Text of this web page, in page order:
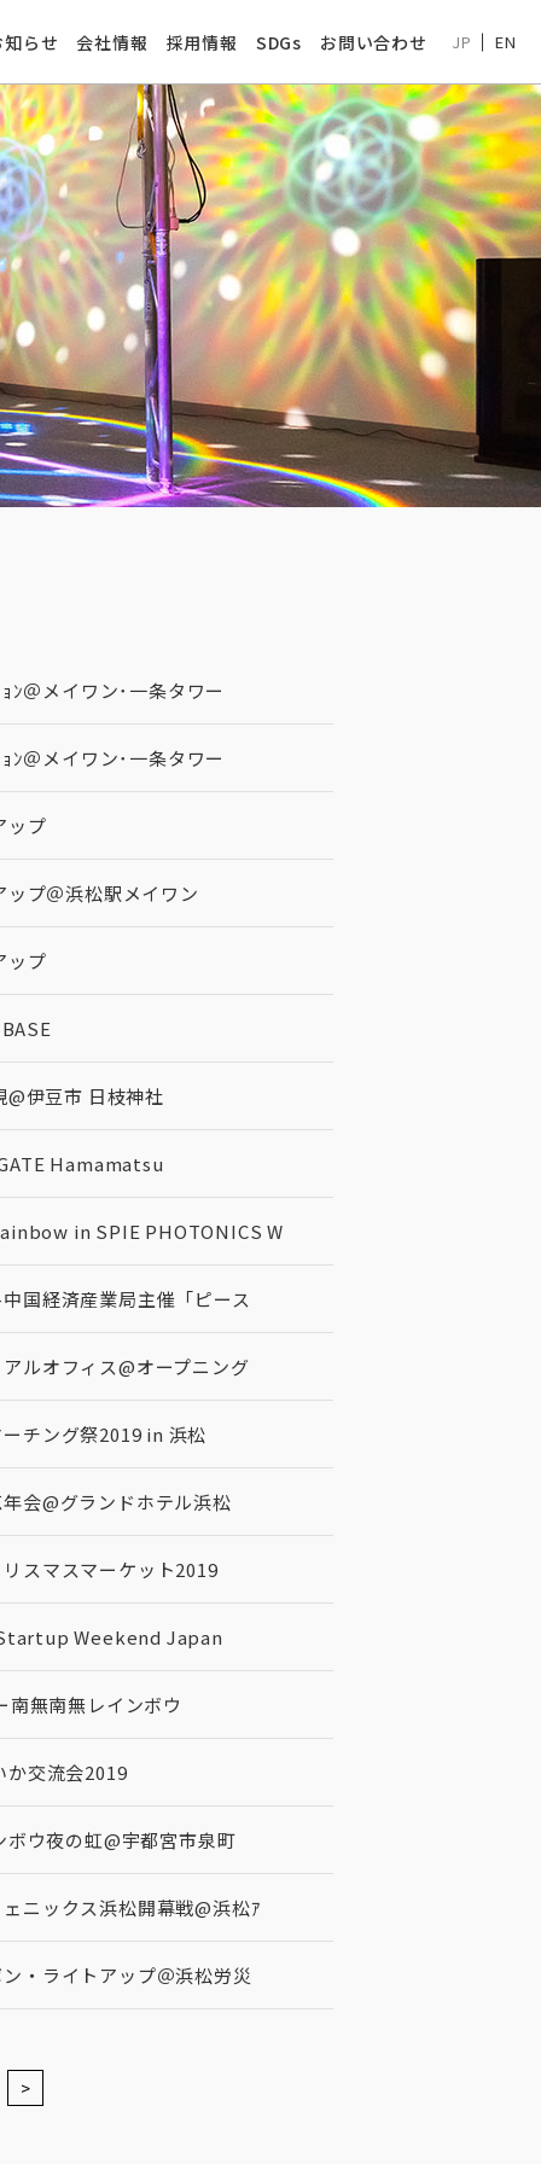
知らせ 会社情報 採用情報 SDGs お問い合わせ JP EN
ﾝ＠メイワン･一条タワー
ﾝ＠メイワン･一条タワー
ップ
プ＠浜松駅メイワン
ップ
伊豆市 日枝神社
Hamamatsu
in SPIE PHOTONICS W
国経済産業局主催「ピース
ルオフィス@オープニング
チング祭2019 in 浜松
会@グランドホテル浜松
スマスマーケット2019
Weekend Japan
無南無レインボウ
か交流会2019
ウ夜の虹@宇都宮市泉町
ニックス浜松開幕戦@浜松ｱ
・ライトアップ＠浜松労災
>